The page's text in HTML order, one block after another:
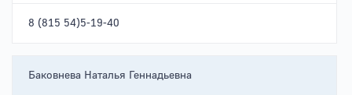
8 (815 54)5-19-40
Баковнева Наталья Геннадьевна